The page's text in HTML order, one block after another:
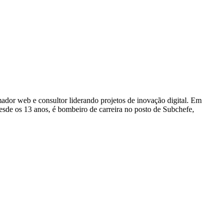
web e consultor liderando projetos de inovação digital. Em
os 13 anos, é bombeiro de carreira no posto de Subchefe,